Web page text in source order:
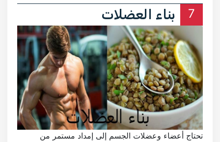
7 بناء العضلات
تحتاج أعضاء وعضلات الجسم إلى إمداد مستمر من